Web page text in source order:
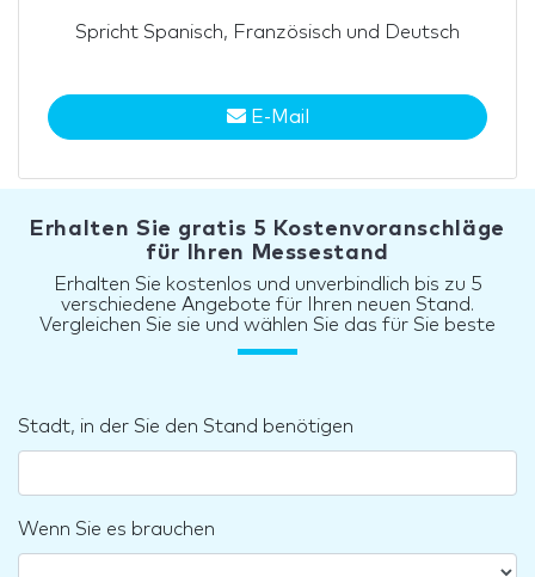
Spricht Spanisch, Französisch und Deutsch
E-Mail
Erhalten Sie gratis 5 Kostenvoranschläge
für Ihren Messestand
Erhalten Sie kostenlos und unverbindlich bis zu 5
verschiedene Angebote für Ihren neuen Stand.
Vergleichen Sie sie und wählen Sie das für Sie beste
Stadt, in der Sie den Stand benötigen
Wenn Sie es brauchen